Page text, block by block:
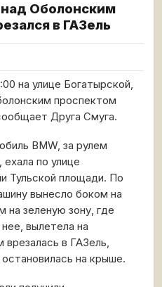
над Оболонским
в ГАЗель
на улице Богатырской,
проспектом
Друга Смуга.
BMW, за рулем
по улице
Тульской площади. По
вынесло боком на
на зеленую зону, где
вылетела на
в ГАЗель,
на крыше.